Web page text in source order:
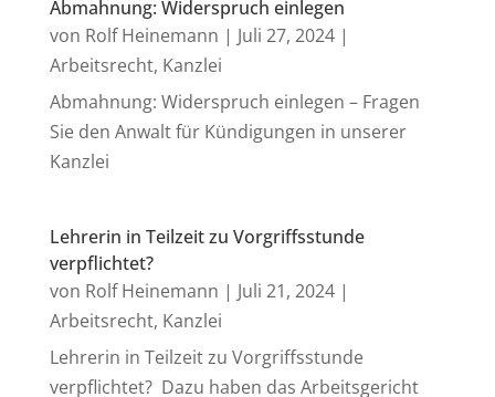
Abmahnung: Widerspruch einlegen
von Rolf Heinemann | Juli 27, 2024|
Arbeitsrecht, Kanzlei
Abmahnung: Widerspruch einlegen – Fragen
Sie den Anwalt für Kündigungen in unserer
Kanzlei
Lehrerin in Teilzeit zu Vorgriffsstunde
verpflichtet?
von Rolf Heinemann | Juli 21, 2024|
Arbeitsrecht, Kanzlei
Lehrerin in Teilzeit zu Vorgriffsstunde
verpflichtet? Dazu haben das Arbeitsgericht